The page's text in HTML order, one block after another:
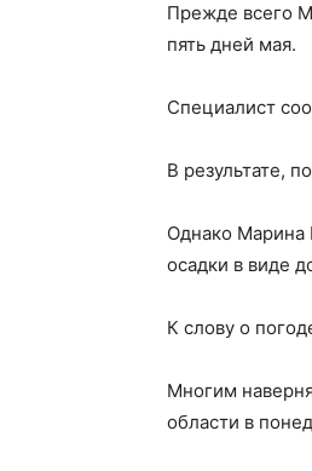
Прежде всего
пять дней мая.
Специалист
В результате,
Однако Марина
осадки в виде
К слову о
Многим
области в